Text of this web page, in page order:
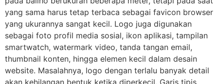
yang sama harus tetap terbaca sebagai favicon browser
yang ukurannya sangat kecil. Logo juga digunakan
sebagai foto profil media sosial, ikon aplikasi, tampilan
smartwatch, watermark video, tanda tangan email,
thumbnail konten, hingga elemen kecil dalam desain
website. Masalahnya, logo dengan terlalu banyak detail